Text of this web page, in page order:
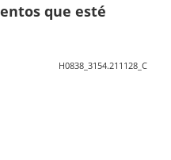
que esté
H0838_3154.211128_C